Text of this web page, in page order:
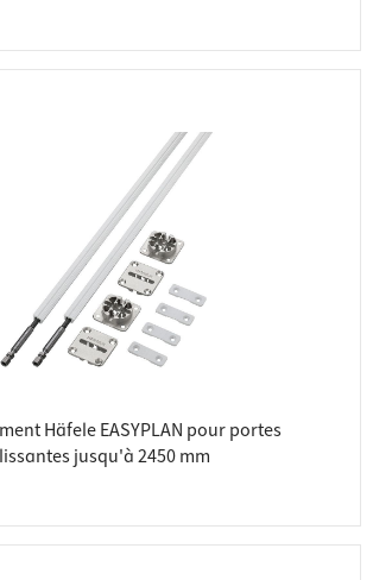
Häfele EASYPLAN pour portes
jusqu'à 2450 mm